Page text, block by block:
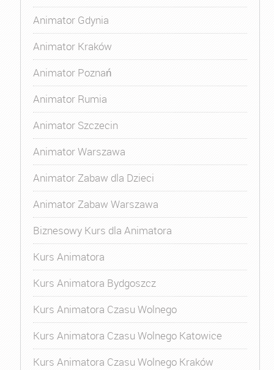
Animator Gdynia
Animator Kraków
Animator Poznań
Animator Rumia
Animator Szczecin
Animator Warszawa
Animator Zabaw dla Dzieci
Animator Zabaw Warszawa
Biznesowy Kurs dla Animatora
Kurs Animatora
Kurs Animatora Bydgoszcz
Kurs Animatora Czasu Wolnego
Kurs Animatora Czasu Wolnego Katowice
Kurs Animatora Czasu Wolnego Kraków